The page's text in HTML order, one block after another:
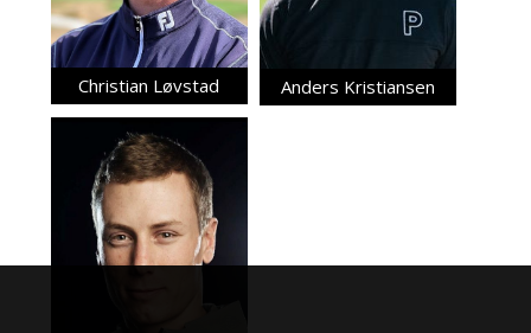
Christian Løvstad Anders Kristiansen